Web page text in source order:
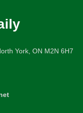
York, ON M2N 6H7